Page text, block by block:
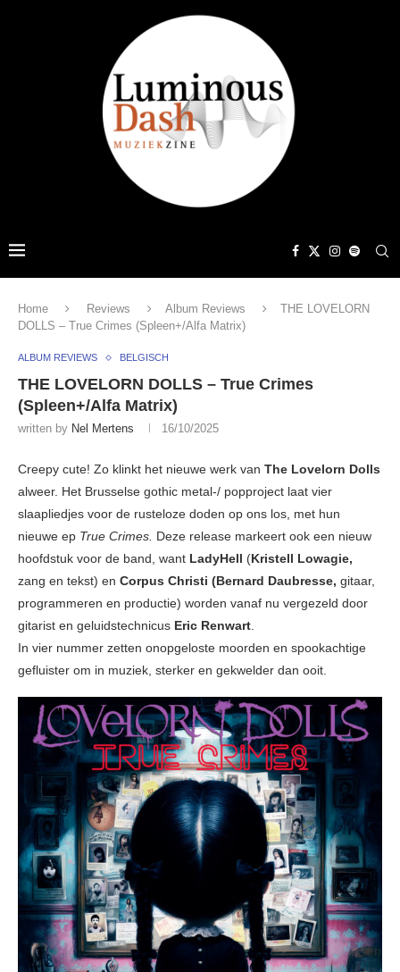
Home Reviews Album Reviews
THE LOVELORN
DOLLS – True Crimes (Spleen+/Alfa Matrix)
ALBUM REVIEWS BELGISCH
THE LOVELORN DOLLS – True Crimes
(Spleen+/Alfa Matrix)
written by Nel Mertens 16/10/2025
Creepy cute! Zo klinkt het nieuwe werk van The Lovelorn Dolls
alweer. Het Brusselse gothic metal-/ popproject laat vier
slaapliedjes voor de rusteloze doden op ons los, met hun
nieuwe ep True Crimes. Deze release markeert ook een nieuw
hoofdstuk voor de band, want LadyHell (Kristell Lowagie,
zang en tekst) en Corpus Christi (Bernard Daubresse, gitaar,
programmeren en productie) worden vanaf nu vergezeld door
gitarist en geluidstechnicus Eric Renwart.
In vier nummer zetten onopgeloste moorden en spookachtige
gefluister om in muziek, sterker en gekwelder dan ooit.